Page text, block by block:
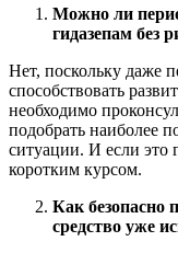
Можно ли
гидазепам без
Нет, поскольку даже
способствовать
необходимо
подобрать наиболее
ситуации. И если это
коротким курсом.
Как безопасно
средство уже